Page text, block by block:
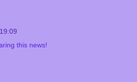
this news!